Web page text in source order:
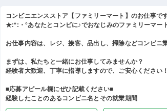
コンビニエンスストア【ファミリーマート】のお仕事です
★:*:・°あなたとコンビに♪でおなじみのファミリーマー
お仕事内容は、レジ、接客、品出し、掃除などコンビニ
まずは、私たちと一緒にお仕事してみませんか？
経験者大歓迎、丁寧に指導しますので、ご安心ください！
■応募アピール欄にぜひ記載ください■
経験したことのあるコンビニ名とその就業期間